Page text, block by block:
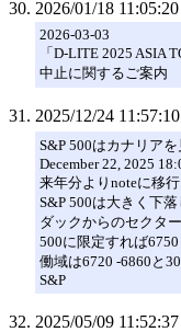
2026/01/18 11:05:20
2026-03-03
「D-LITE 2025 ASIA
中止に関するご案内
2025/12/24 11:57:10
S&P 500はカナリア
December 22, 2025
来年分よりnoteに移
S&P 500は大きく下
ダックからのセクタ
500に限定すれば
働域は6720 -6860と30
S&P
2025/05/09 11:52:37